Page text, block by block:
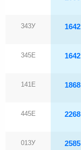
343У 1642
345Е 1642
141Е 1868
445Е 2268
013У 2585